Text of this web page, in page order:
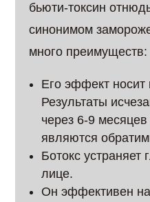
бьюти-токсин
синонимом
много преимуществ:
Его эффект носит
Результаты
через 6-9
являются
Ботокс
лице.
Он эффективен на